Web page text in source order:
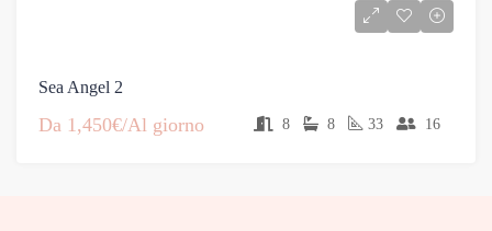
Sea Angel 2
Da 1,450€/Al giorno 8 8 33 16